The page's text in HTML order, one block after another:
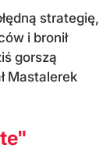
strategię,
i bronił
gorszą
Mastalerek